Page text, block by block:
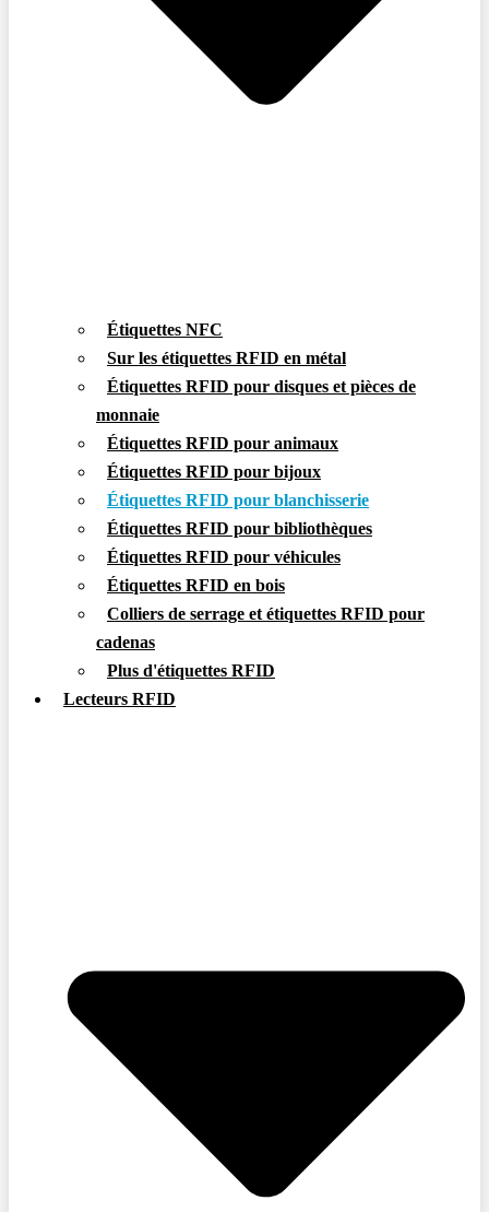
Étiquettes NFC
Sur les étiquettes RFID en métal
Étiquettes RFID pour disques et pièces de
monnaie
Étiquettes RFID pour animaux
Étiquettes RFID pour bijoux
Étiquettes RFID pour blanchisserie
Étiquettes RFID pour bibliothèques
Étiquettes RFID pour véhicules
Étiquettes RFID en bois
Colliers de serrage et étiquettes RFID pour
cadenas
Plus d'étiquettes RFID
Lecteurs RFID